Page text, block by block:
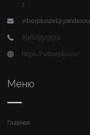
1
viborpluszel@yandex.ru
89625529551
https://viborplus.ru/
Меню
Главная